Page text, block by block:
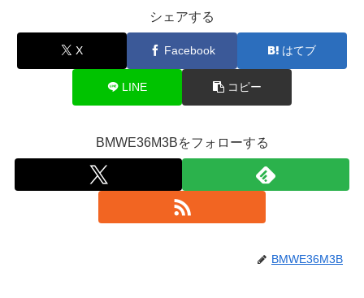
シェアする
X Facebook はてブ
LINE コピー
BMWE36M3Bをフォローする
BMWE36M3B